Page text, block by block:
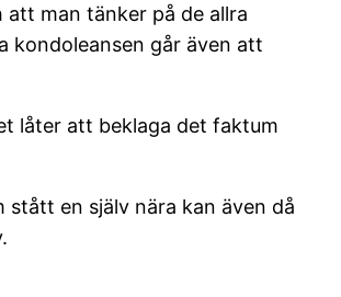
man tänker på de allra
kondoleansen går även att
låter att beklaga det faktum
en själv nära kan även då